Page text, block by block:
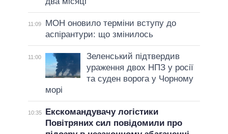
11:09
МОН оновило терміни вступу до
аспірантури: що змінилось
11:00
Зеленський підтвердив
ураження двох НПЗ у росії
та суден ворога у Чорному
морі
10:35
Екскомандувачу логістики
Повітряних сил повідомили про